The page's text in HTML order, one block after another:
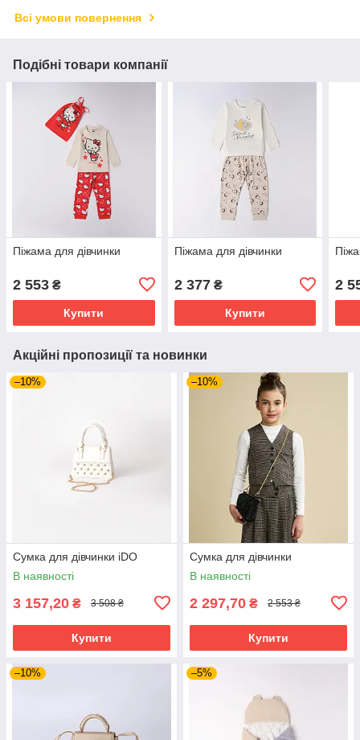
Всі умови повернення
Подібні товари компанії
Піжама для дівчинки
2 553 ₴
Купити
Піжама для дівчинки
2 377₴
Купити
2
Акційні пропозиції та новинки
–10%
Сумка для дівчинки iDO
В наявності
3 157,20 ₴ 3 508 ₴
Купити
–10%
Сумка для дівчинки
В наявності
2 297,70 ₴ 2 553 ₴
Купити
–10% –5%